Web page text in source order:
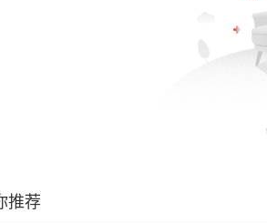
推荐